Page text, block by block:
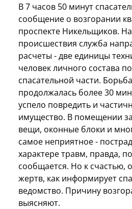
В 7 часов 50 минут
сообщение о возгорании
проспекте Никельщиков.
происшествия служба
расчеты - две единицы
человек личного состава
спасательной части.
продолжалась более 30
успело повредить и
имущество. В помещении
вещи, оконные блоки и
самое неприятное -
характере травм, правда,
сообщается. Но к счастью,
жертв, как информирует
ведомство. Причину
выясняют.